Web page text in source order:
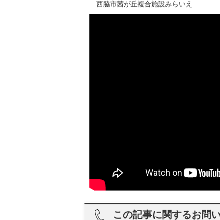
西脇市茜が丘複合施設みらいえ
この記事に関するお問